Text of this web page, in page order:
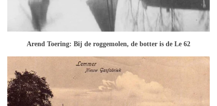
Arend Toering: Bij de roggemolen, de botter is de Le 62